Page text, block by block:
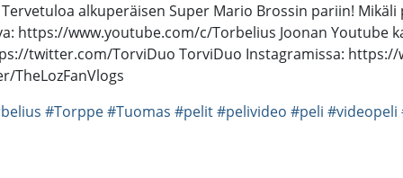
alkuperäisen Super Mario Brossin pariin!
https://www.youtube.com/c/Torbelius Joonan Youtube
twitter.com/TorviDuo TorviDuo Instagramissa:
TheLozFanVlogs
#Torppe#Tuomas #pelit#pelivideo #peli #videopeli